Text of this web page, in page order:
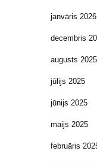
janvāris 2026
decembris
augusts 2025
jūlijs 2025
jūnijs 2025
maijs 2025
februāris